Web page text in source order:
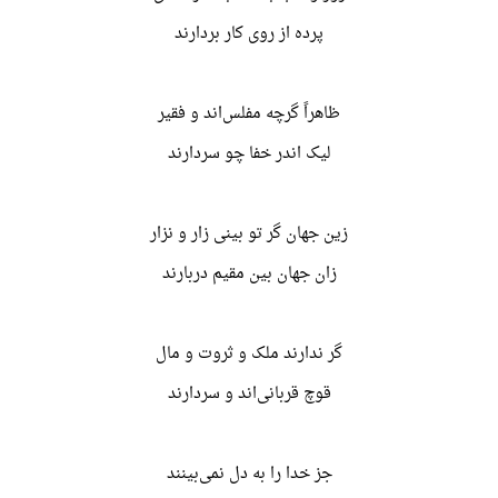
پرده از روی کار بردارند
ظاهراً گرچه مفلس‌اند و فقیر
لیک اندر خفا چو سردارند
زین جهان گر تو بینی زار و نزار
زان جهان بین مقیم دربارند
گر ندارند ملک و ثروت و مال
قوچ قربانی‌اند و سردارند
جز خدا را به دل نمی‌بینند